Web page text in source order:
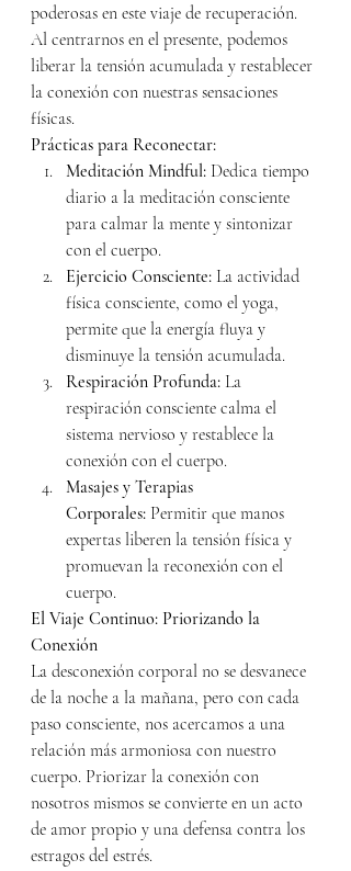
poderosas en este viaje de recuperación.
Al centrarnos en el presente, podemos
liberar la tensión acumulada y restablecer
la conexión con nuestras sensaciones
físicas.
Prácticas para Reconectar:
Meditación Mindful: Dedica tiempo
diario a la meditación consciente
para calmar la mente y sintonizar
con el cuerpo.
Ejercicio Consciente: La actividad
física consciente, como el yoga,
permite que la energía fluya y
disminuye la tensión acumulada.
Respiración Profunda: La
respiración consciente calma el
sistema nervioso y restablece la
conexión con el cuerpo.
Masajes y Terapias
Corporales: Permitir que manos
expertas liberen la tensión física y
promuevan la reconexión con el
cuerpo.
El Viaje Continuo: Priorizando la
Conexión
La desconexión corporal no se desvanece
de la noche a la mañana, pero con cada
paso consciente, nos acercamos a una
relación más armoniosa con nuestro
cuerpo. Priorizar la conexión con
nosotros mismos se convierte en un acto
de amor propio y una defensa contra los
estragos del estrés.